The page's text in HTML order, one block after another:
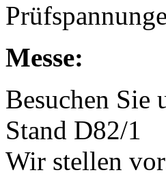
Messe:
Besuchen Sie
Stand D82/1
Wir stellen